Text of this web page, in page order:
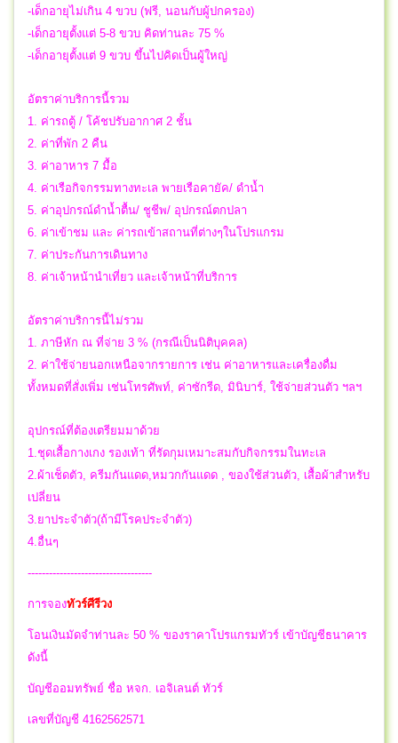
-เด็กอายุไม่เกิน 4 ขวบ (ฟรี, นอนกับผู้ปกครอง)
-เด็กอายุตั้งแต่ 5-8 ขวบ คิดท่านละ 75 %
-เด็กอายุตั้งแต่ 9 ขวบ ขึ้นไปคิดเป็นผู้ใหญ่
อัตราค่าบริการนี้รวม
1. ค่ารถตู้ / โค้ชปรับอากาศ 2 ชั้น
2. ค่าที่พัก 2 คืน
3. ค่าอาหาร 7 มื้อ
4. ค่าเรือกิจกรรมทางทะเล พายเรือคายัค/ ดำน้ำ
5. ค่าอุปกรณ์ดำน้ำตื้น/ ชูชีพ/ อุปกรณ์ตกปลา
6. ค่าเข้าชม และ ค่ารถเข้าสถานที่ต่างๆในโปรแกรม
7. ค่าประกันการเดินทาง
8. ค่าเจ้าหน้านำเที่ยว และเจ้าหน้าที่บริการ
อัตราค่าบริการนี้ไม่รวม
1. ภาษีหัก ณ ที่จ่าย 3 % (กรณีเป็นนิติบุคคล)
2. ค่าใช้จ่ายนอกเหนือจากรายการ เช่น ค่าอาหารและเครื่องดื่ม
ทั้งหมดที่สั่งเพิ่ม เช่นโทรศัพท์, ค่าซักรีด, มินิบาร์, ใช้จ่ายส่วนตัว ฯลฯ
อุปกรณ์ที่ต้องเตรียมมาด้วย
1.ชุดเสื้อกางเกง รองเท้า ที่รัดกุมเหมาะสมกับกิจกรรมในทะเล
2.ผ้าเช็ดตัว, ครีมกันแดด,หมวกกันแดด , ของใช้ส่วนตัว, เสื้อผ้าสำหรับ
เปลี่ยน
3.ยาประจำตัว(ถ้ามีโรคประจำตัว)
4.อื่นๆ
-----------------------------------
การจองทัวร์ศีรีวง
โอนเงินมัดจำท่านละ 50 % ของราคาโปรแกรมทัวร์ เข้าบัญชีธนาคาร
ดังนี้
บัญชีออมทรัพย์ ชื่อ หจก. เอจิเลนต์ ทัวร์
เลขที่บัญชี 4162562571